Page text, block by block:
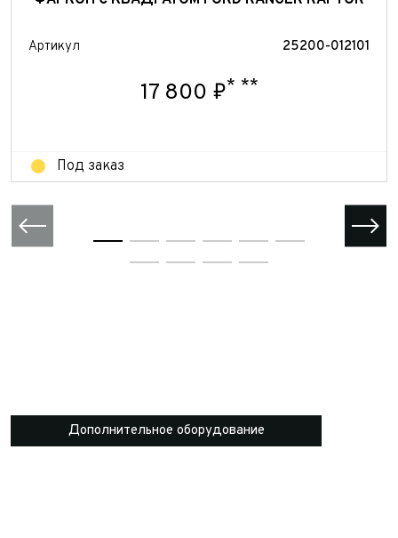
Артикул 25200-012101
17 800 ₽* **
Под заказ
Дополнительное оборудование